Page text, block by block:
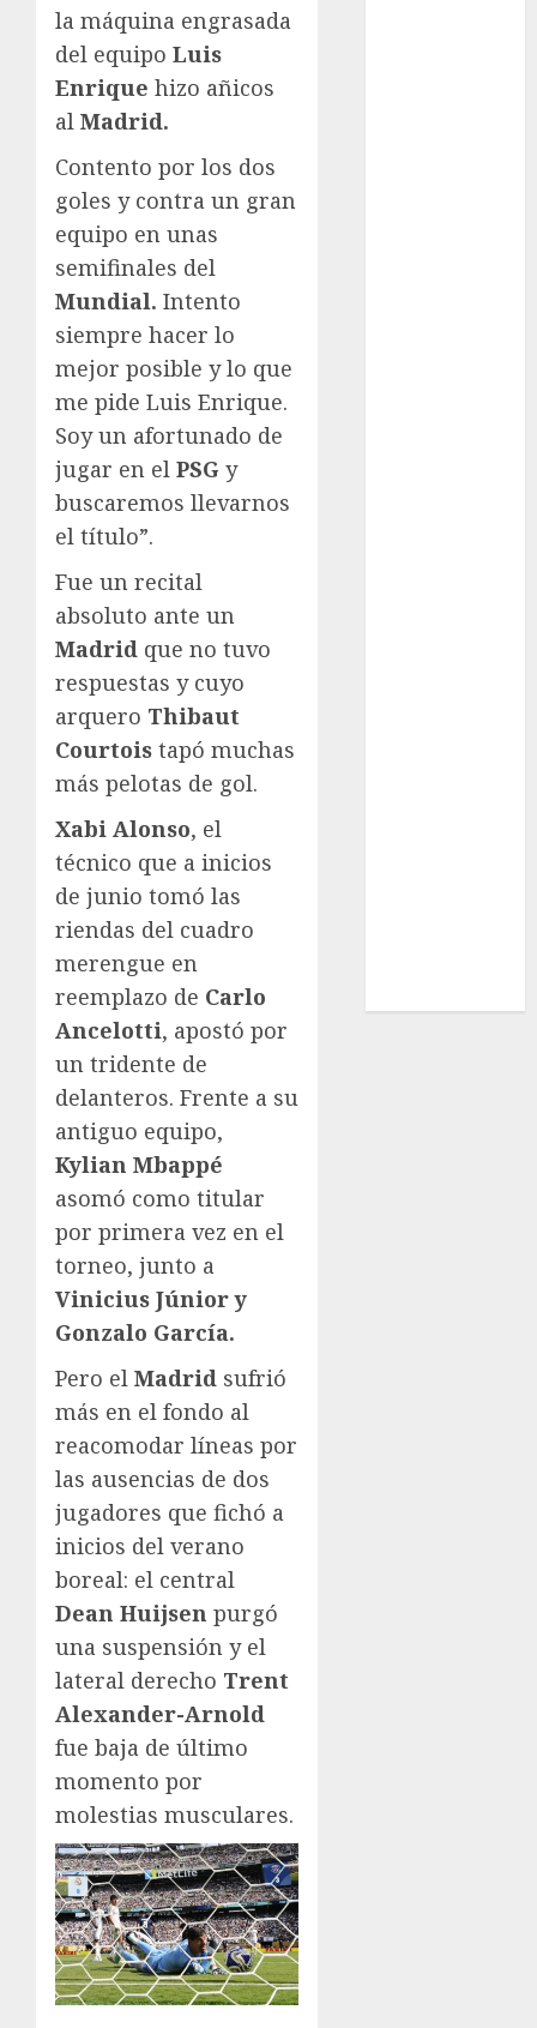
la máquina engrasada
del equipo Luis
Enrique hizo añicos
al Madrid.
Contento por los dos
goles y contra un gran
equipo en unas
semifinales del
Mundial. Intento
siempre hacer lo
mejor posible y lo que
me pide Luis Enrique.
Soy un afortunado de
jugar en el PSG y
buscaremos llevarnos
el título”.
Fue un recital
absoluto ante un
Madrid que no tuvo
respuestas y cuyo
arquero Thibaut
Courtois tapó muchas
más pelotas de gol.
Xabi Alonso, el
técnico que a inicios
de junio tomó las
riendas del cuadro
merengue en
reemplazo de Carlo
Ancelotti, apostó por
un tridente de
delanteros. Frente a su
antiguo equipo,
Kylian Mbappé
asomó como titular
por primera vez en el
torneo, junto a
Vinicius Júnior y
Gonzalo García.
Pero el Madrid sufrió
más en el fondo al
reacomodar líneas por
las ausencias de dos
jugadores que fichó a
inicios del verano
boreal: el central
Dean Huijsen purgó
una suspensión y el
lateral derecho Trent
Alexander-Arnold
fue baja de último
momento por
molestias musculares.